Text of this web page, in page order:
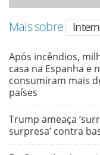
Mais sobre
Após incêndios,
casa na Espanha e
consumiram mais
países
Trump ameaça
surpresa’ contra